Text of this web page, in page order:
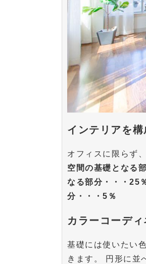
インテリアを
オフィスに限らず
空間の基礎となる
なる部分・・・25
分・・・5％
カラーコーデ
基礎には使いたい
きます。 円形に並